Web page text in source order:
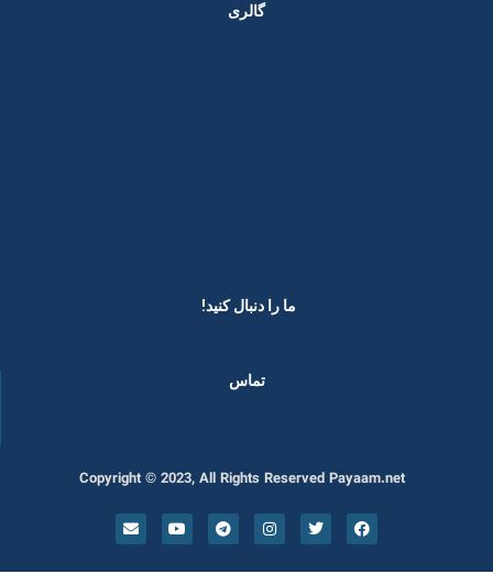
گالری
ما را دنبال کنید! ​
تماس
Copyright © 2023, All Rights Reserved Payaam.net